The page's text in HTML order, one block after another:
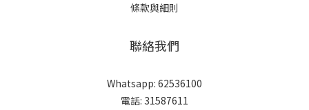
條款與細則
聯絡我們
Whatsapp: 62536100
電話: 31587611